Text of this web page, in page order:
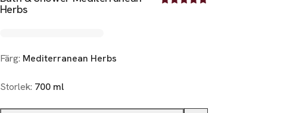
Herbs
Färg: Mediterranean Herbs
Storlek: 700 ml